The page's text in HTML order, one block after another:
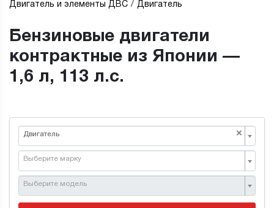
Двигатель и элементы ДВС
Двигатель
Бензиновые двигатели
контрактные из Японии —
1,6 л, 113 л.с.
×
Двигатель
Выберите марку
Выберите модель